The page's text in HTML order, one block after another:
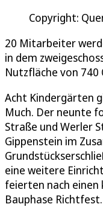
Copyright:
20 Mitarbeiter
in dem
Nutzfläche von
Acht Kindergärten
Much. Der neunte
Straße und Werler
Gippenstein im
eine weitere
feierten nach einen
Bauphase Richtfest.